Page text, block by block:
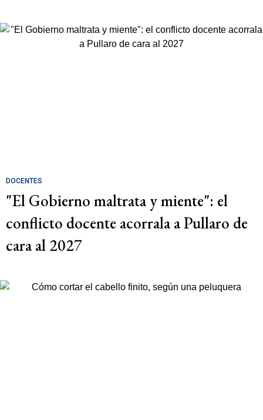
DOCENTES
"El Gobierno maltrata y miente": el
conflicto docente acorrala a Pullaro de
cara al 2027